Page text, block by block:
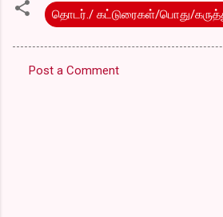
தொடர்./ கட்டுரைகள்/பொது/
Post a Comment